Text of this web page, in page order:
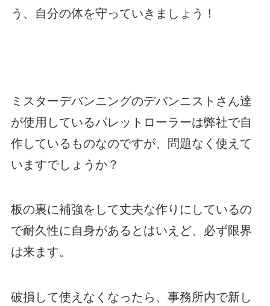
う、自分の体を守っていきましょう！
ミスターデバンニングのデバンニストさん達
が使用しているパレットローラーは弊社で自
作しているものなのですが、問題なく使えて
いますでしょうか？
板の裏に補強をして丈夫な作りにしているの
で耐久性に自身があるとはいえど、必ず限界
は来ます。
破損して使えなくなったら、事務所内で新し